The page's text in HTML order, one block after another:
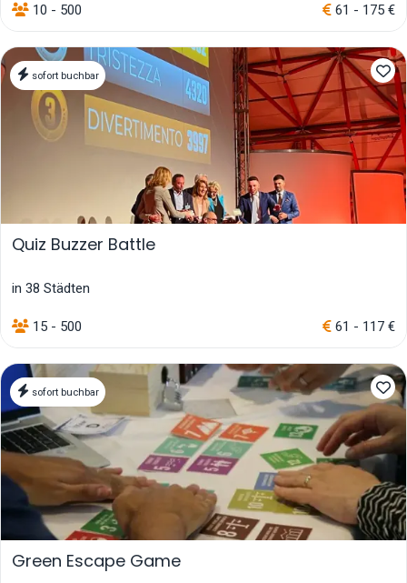
10 - 500 61 - 175 €
sofort buchbar
Quiz Buzzer Battle
in 38 Städten
15 - 500 61 - 117 €
sofort buchbar
Green Escape Game